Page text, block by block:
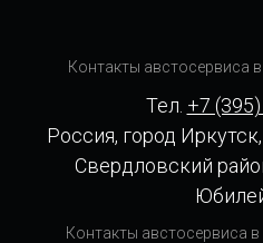
Контакты австосервиса
Тел. +7
Россия, город
Свердловский
Контакты австосервиса